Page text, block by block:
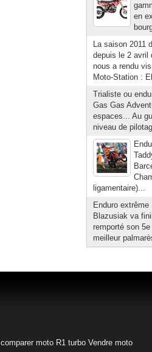
en
La saison 2011
depuis le 2 avril
nous a rendu
Moto-Station :
Trialiste ou
Gas Gas
espaces... Au
niveau de
ligamentaire)...
Enduro
Blazusiak va
remporté son
meilleur
comparer moto R1 turbo Vendre moto